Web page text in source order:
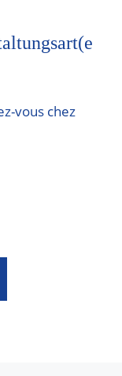
vous chez